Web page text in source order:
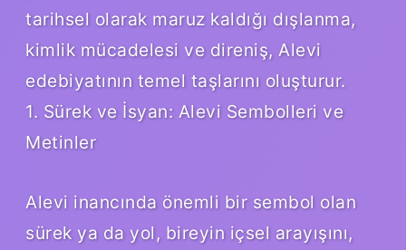
tarihsel olarak maruz kaldığı dışlanma,
kimlik mücadelesi ve direniş, Alevi
edebiyatının temel taşlarını oluşturur.
1. Sürek ve İsyan: Alevi Sembolleri ve
Metinler
Alevi inancında önemli bir sembol olan
sürek ya da yol, bireyin içsel arayışını,